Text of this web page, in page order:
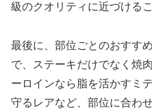
級のクオリティに近づける
最後に、部位ごとのおすす
で、ステーキだけでなく焼
ーロインなら脂を活かすミ
守るレアなど、部位に合わ